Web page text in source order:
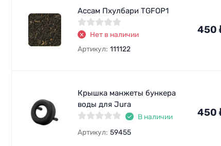
Ассам Пхулбари TGFOP1
Нет в наличии
Артикул: 111122
450
Крышка манжеты бункера
воды для Jura
В наличии
Артикул: 59455
450